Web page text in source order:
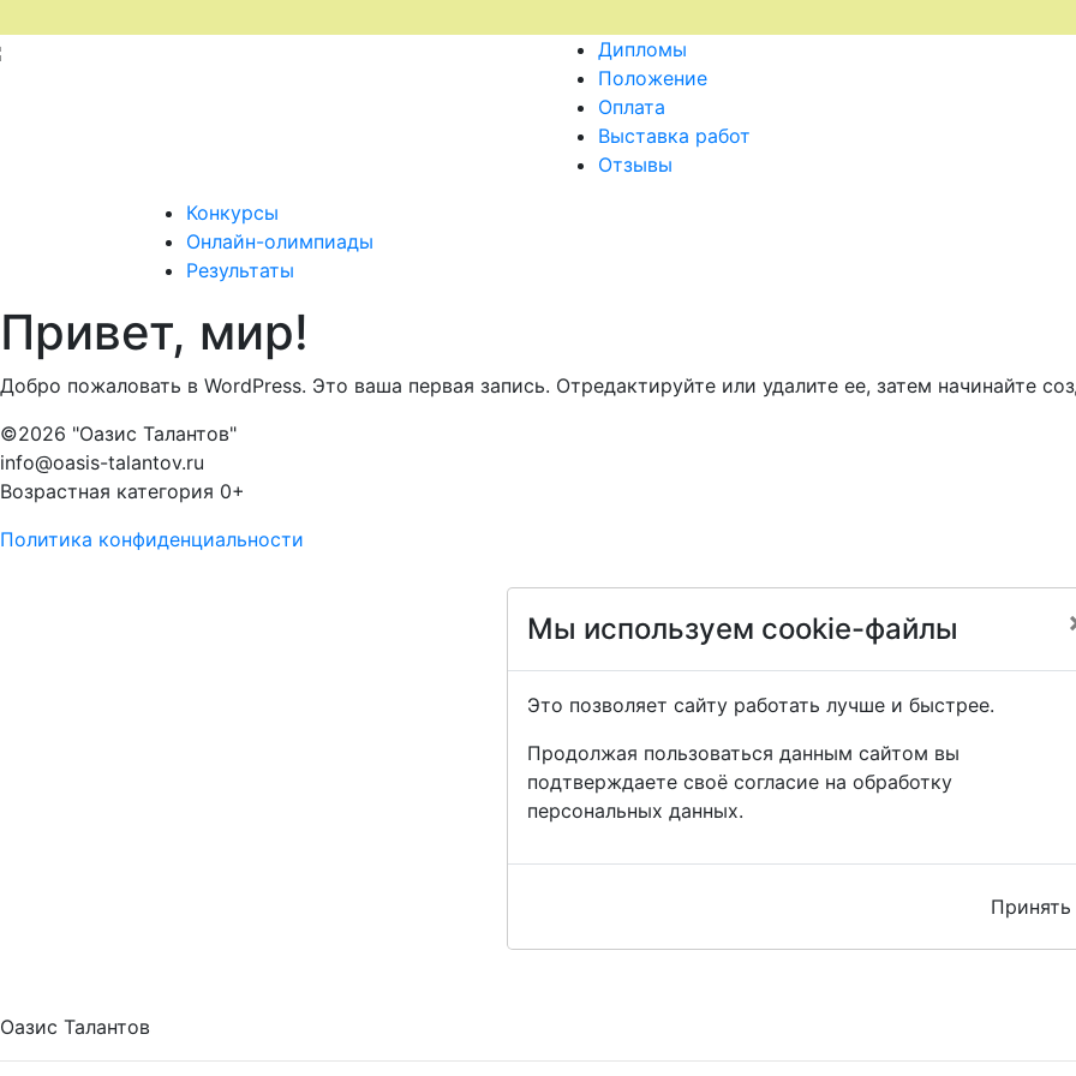
Дипломы
Положение
Оплата
Выставка работ
Отзывы
Конкурсы
Онлайн-олимпиады
Результаты
Привет, мир!
Добро пожаловать в WordPress. Это ваша первая запись. Отредактируйте или удалите ее, затем начинайте
©2026 "Оазис Талантов"
info@oasis-talantov.ru
Возрастная категория 0+
Политика конфиденциальности
Мы используем cookie-файлы
Это позволяет сайту работать лучше и быстрее.
Продолжая пользоваться данным сайтом вы
подтверждаете своё согласие на обработку
персональных данных.
Принять
Оазис Талантов